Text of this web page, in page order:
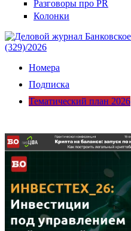
Разговоры про PR
Колонки
Номера
Подписка
Тематический план 2026